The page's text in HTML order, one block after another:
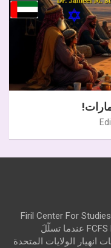
عندما تسلّلَ الجولاني من باب المطبخ؟ - Firil Center For Studies
FCFS Berlin Germany Dr. Jameel M. Shaheen عندما تسلّلَ
انهيار الولايات المتحدة